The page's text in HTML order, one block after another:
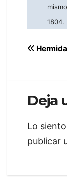
1804.
Hermida
Deja
Lo
publicar